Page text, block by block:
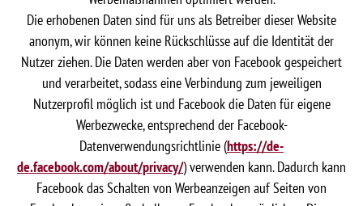
Die erhobenen Daten sind für uns als Betreiber dieser Website
anonym, wir können keine Rückschlüsse auf die Identität der
Nutzer ziehen. Die Daten werden aber von Facebook gespeichert
und verarbeitet, sodass eine Verbindung zum jeweiligen
Nutzerprofil möglich ist und Facebook die Daten für eigene
Werbezwecke, entsprechend der Facebook-
Datenverwendungsrichtlinie (https://de-
de.facebook.com/about/privacy/) verwenden kann. Dadurch kann
Facebook das Schalten von Werbeanzeigen auf Seiten von